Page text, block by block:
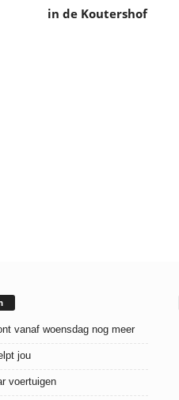
in de Koutershof
vanaf woensdag nog meer
jou
voertuigen